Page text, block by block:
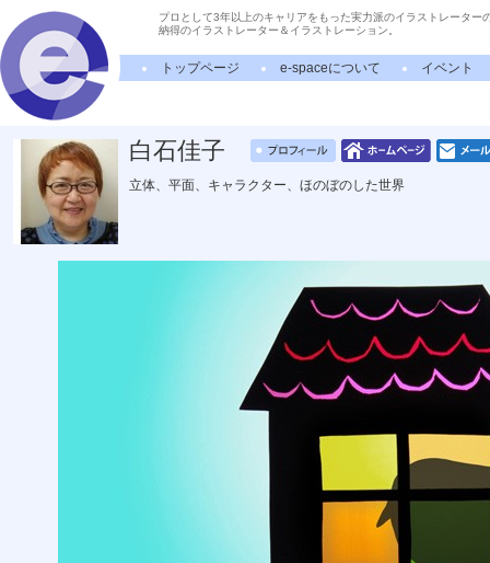
プロとして3年以上のキャリアをもった実力派のイラストレーター
納得のイラストレーター＆イラストレーション。
トップページ e-spaceについて イベント
白石佳子
立体、平面、キャラクター、ほのぼのした世界